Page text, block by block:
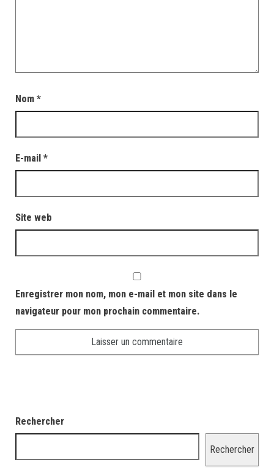
Nom *
E-mail *
Site web
Enregistrer mon nom, mon e-mail et mon site dans le
navigateur pour mon prochain commentaire.
Rechercher
Rechercher